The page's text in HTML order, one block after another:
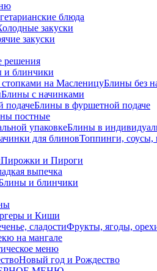
блюда
закуски
закуски
решения
и блинчики
Блины без
Блины с начинками
Блины в фуршетной подаче
постные
Блины в
Топпинги, соусы,
Пирожки и Пироги
выпечка
и блинчики
и Киши
Фрукты, ягоды,
на мангале
меню
Новый год и Рождество